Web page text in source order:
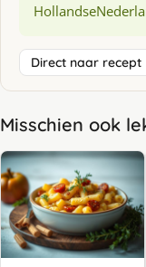
Hollandse
Direct naar recept
Misschien ook